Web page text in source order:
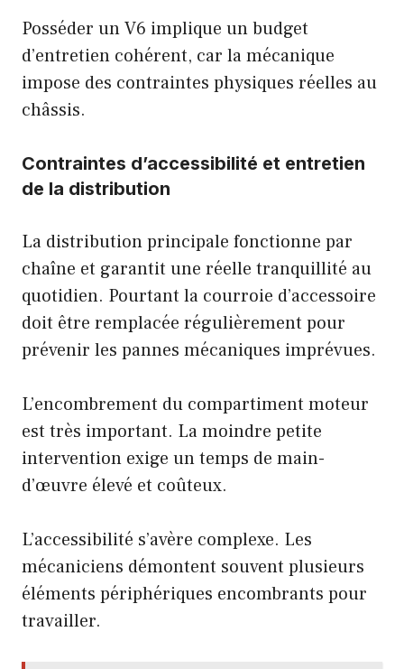
Posséder un V6 implique un budget
d’entretien cohérent, car la mécanique
impose des contraintes physiques réelles au
châssis.
Contraintes d’accessibilité et entretien
de la distribution
La distribution principale fonctionne par
chaîne et garantit une réelle tranquillité au
quotidien. Pourtant la courroie d’accessoire
doit être remplacée régulièrement pour
prévenir les pannes mécaniques imprévues.
L’encombrement du compartiment moteur
est très important. La moindre petite
intervention exige un temps de main-
d’œuvre élevé et coûteux.
L’accessibilité s’avère complexe. Les
mécaniciens démontent souvent plusieurs
éléments périphériques encombrants pour
travailler.